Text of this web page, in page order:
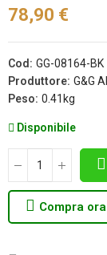
78,90 €
Cod: GG-08164-BK
Produttore: G&G
Peso: 0.41kg
Disponibile
Compra ora